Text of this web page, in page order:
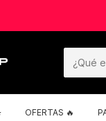
OFERTAS 🔥